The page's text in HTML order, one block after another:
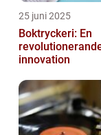
25 juni 2025
Boktryckeri: En
innovation